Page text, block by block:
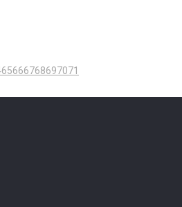
65666768697071